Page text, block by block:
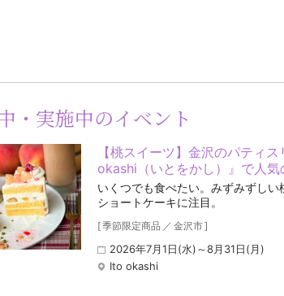
・実施中のイベント
【桃スイーツ】金沢のパティ
okashi（いとをかし）』で人気
いくつでも食べたい。みずみずし
ショートケーキに注目。
[季節限定商品 ／ 金沢市]
2026年7月1日(水)～8月31日(月)
Ito okashi